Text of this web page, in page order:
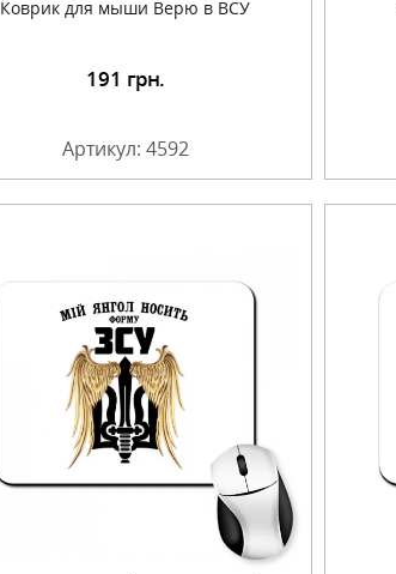
Коврик для мыши Верю в ВСУ
191 грн.
Артикул: 4592
Подробнее